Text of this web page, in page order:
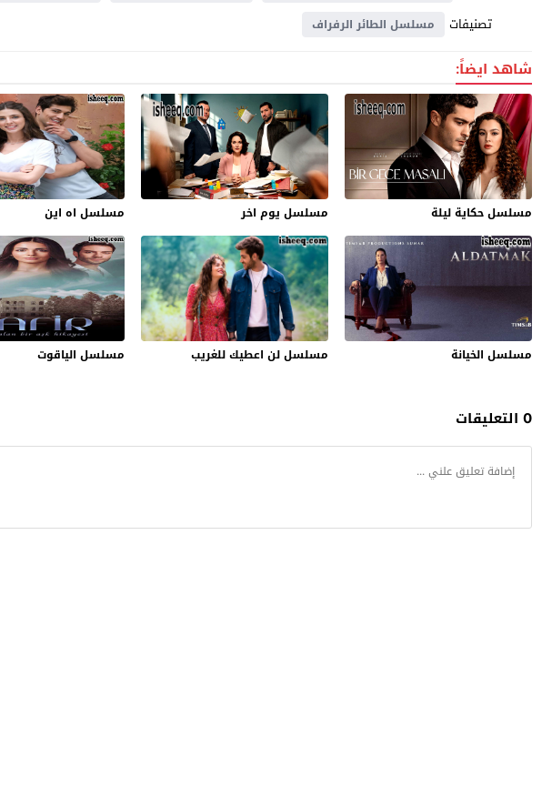
تصنيفات مسلسل الطائر الرفراف
شاهد ايضاً:
مسلسل حكاية ليلة مسلسل يوم اخر مسلسل اه اين
مسلسل الخيانة مسلسل لن اعطيك للغريب مسلسل الياقوت
0 التعليقات